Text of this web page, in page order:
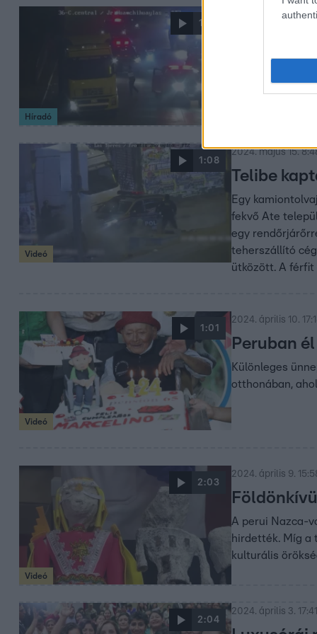
1:20
Híradó
2024. május 15.
Csaknem
1:08
Videó
2024. május 15.
Telibe
Egy
fekvő Ate
egy
teherszállító
ütközött. A férfit
1:01
Videó
2024. április 10.
Peruban
Különleges
otthonában,
2:03
Videó
2024. április 9.
A perui Nazca-
hirdették. Míg a
kulturális
2:04
2024. április 3. 17:41